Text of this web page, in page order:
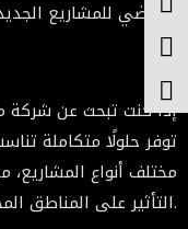
إذا كنت تبحث عن
مختلف أنواع المشاريع،
التأثير على المناطق المحيطة.